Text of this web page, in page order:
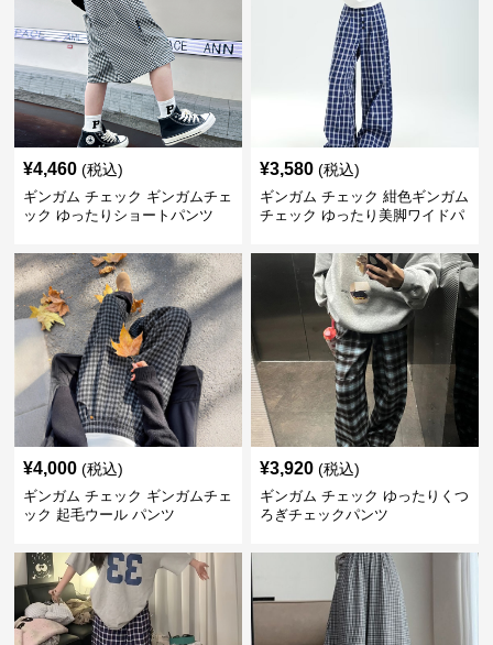
¥4,460 (税込)
ギンガム チェック ギンガムチェ
ック ゆったりショートパンツ
¥3,580 (税込)
ギンガム チェック 紺色ギンガム
チェック ゆったり美脚ワイドパ
¥4,000 (税込)
ギンガム チェック ギンガムチェ
ック 起毛ウール パンツ
¥3,920 (税込)
ギンガム チェック ゆったりくつ
ろぎチェックパンツ